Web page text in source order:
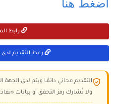
رابط
رابط التقديم
التقديم مجاني دائمًا ويتم لدى الجهة
ولا تُشارك رمز التحقق أو بيانات